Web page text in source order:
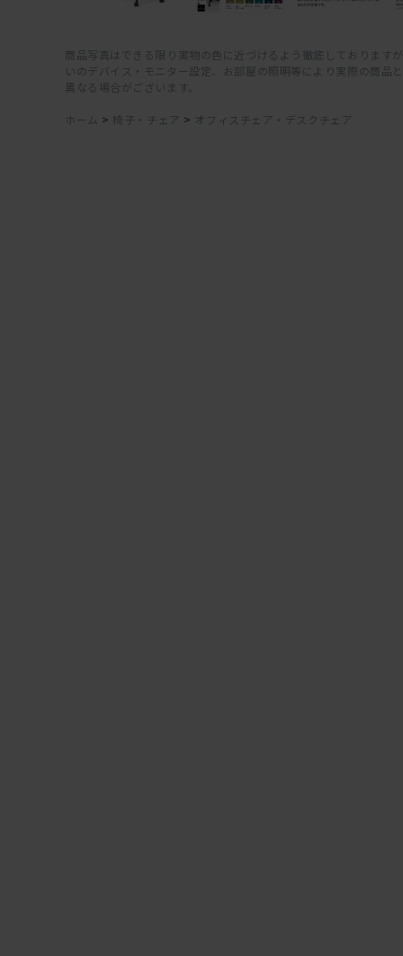
商品写真はできる限り実物の色に近づけるよう徹底しております
いのデバイス・モニター設定、お部屋の照明等により実際の商品
異なる場合がございます。
ホーム > 椅子・チェア > オフィスチェア・デスクチェア